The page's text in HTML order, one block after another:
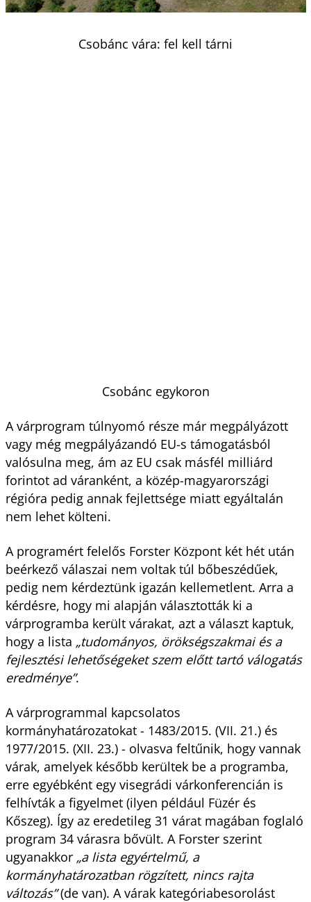
Csobánc vára: fel kell tárni
Csobánc egykoron
A várprogram túlnyomó része már megpályázott
vagy még megpályázandó EU-s támogatásból
valósulna meg, ám az EU csak másfél milliárd
forintot ad váranként, a közép-magyarországi
régióra pedig annak fejlettsége miatt egyáltalán
nem lehet költeni.
A programért felelős Forster Központ két hét után
beérkező válaszai nem voltak túl bőbeszédűek,
pedig nem kérdeztünk igazán kellemetlent. Arra a
kérdésre, hogy mi alapján választották ki a
várprogramba került várakat, azt a választ kaptuk,
hogy a lista „tudományos, örökségszakmai és a
fejlesztési lehetőségeket szem előtt tartó válogatás
eredménye”.
A várprogrammal kapcsolatos
kormányhatározatokat - 1483/2015. (VII. 21.) és
1977/2015. (XII. 23.) - olvasva feltűnik, hogy vannak
várak, amelyek később kerültek be a programba,
erre egyébként egy visegrádi várkonferencián is
felhívták a figyelmet (ilyen például Füzér és
Kőszeg). Így az eredetileg 31 várat magában foglaló
program 34 várasra bővült. A Forster szerint
ugyanakkor „a lista egyértelmű, a
kormányhatározatban rögzített, nincs rajta
változás”(de van). A várak kategóriabesorolást